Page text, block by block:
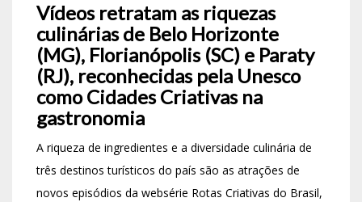
Vídeos retratam as riquezas
culinárias de Belo Horizonte
(MG), Florianópolis (SC) e Paraty
(RJ), reconhecidas pela Unesco
como Cidades Criativas na
gastronomia
A riqueza de ingredientes e a diversidade culinária de
três destinos turísticos do país são as atrações de
novos episódios da websérie Rotas Criativas do Brasil,